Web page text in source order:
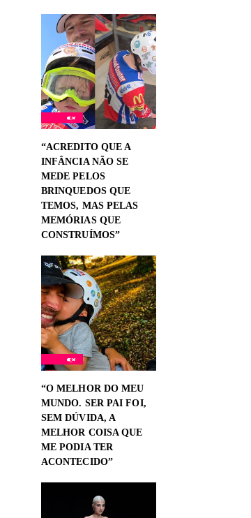
“ACREDITO QUE A
INFÂNCIA NÃO SE
MEDE PELOS
BRINQUEDOS QUE
TEMOS, MAS PELAS
MEMÓRIAS QUE
CONSTRUÍMOS”
“O MELHOR DO MEU
MUNDO. SER PAI FOI,
SEM DÚVIDA, A
MELHOR COISA QUE
ME PODIA TER
ACONTECIDO”